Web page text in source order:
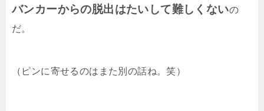
バンカーからの脱出はたいして難しくないの
だ。
（ピンに寄せるのはまた別の話ね。笑）